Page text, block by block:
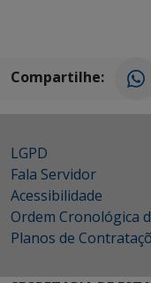
Compartilhe:
LGPD
Fala Servidor
Acessibilidade
Ordem Cronológica
Planos de